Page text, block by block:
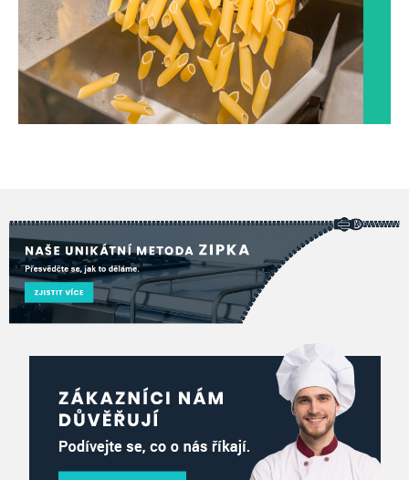
Pasta - nepřekonatelný italský vynález
ZOBRAZIT